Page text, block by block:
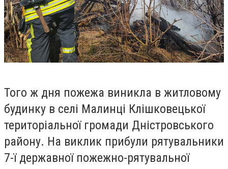
Того ж дня пожежа виникла в житловому
будинку в селі Малинці Клішковецької
територіальної громади Дністровського
району. На виклик прибули рятувальники
7-ї державної пожежно-рятувальної